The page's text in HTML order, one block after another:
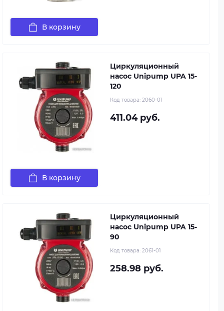
В корзину
Циркуляционный
насос Unipump UPA 15-
120
Код товара: 2060-01
411.04 руб.
В корзину
Циркуляционный
насос Unipump UPA 15-
90
Код товара: 2061-01
258.98 руб.